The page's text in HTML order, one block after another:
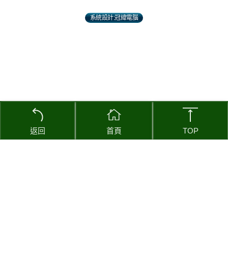
系統設計:冠緯電腦
返回 首頁 TOP